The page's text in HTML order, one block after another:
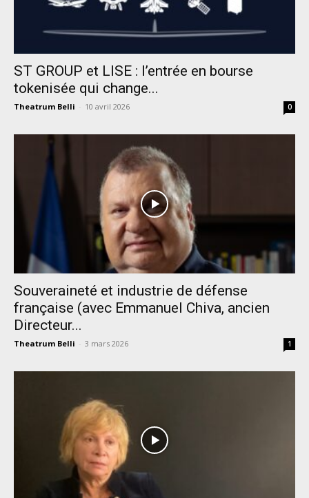
ST GROUP et LISE : l’entrée en bourse
tokenisée qui change...
Theatrum Belli - 10 avril 2026 0
Souveraineté et industrie de défense
française (avec Emmanuel Chiva, ancien
Directeur...
Theatrum Belli - 3 mars 2026 1